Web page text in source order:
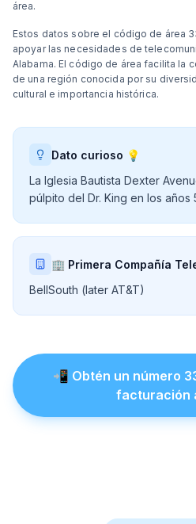
área.
Estos datos sobre el código de área
apoyar las necesidades de
Alabama. El código de área facilita la
de una región conocida por su
cultural e importancia histórica.
Dato curioso 💡
La Iglesia Bautista Dexter
púlpito del Dr. King en los años
🏢 Primera Compañía
BellSouth (later AT&T)
📲 Obtén un número
facturación